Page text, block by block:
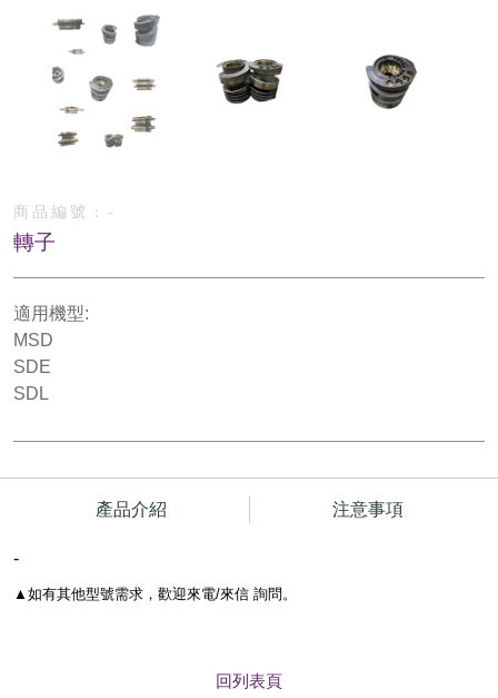
商品編號： -
轉子
適用機型:
MSD
SDE
SDL
產品介紹 注意事項
-
▲ 如有其他型號需求，歡迎來電/來信 詢問。
回列表頁